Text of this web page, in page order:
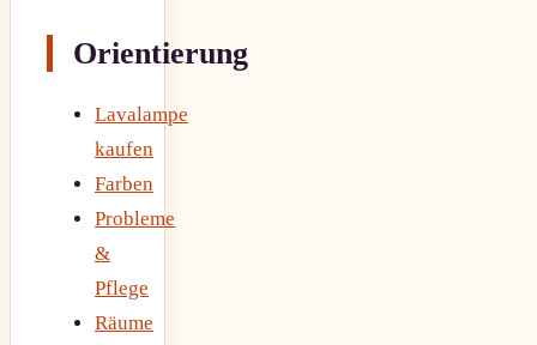
Orientierung
Lavalampe
kaufen
Farben
Probleme
&
Pflege
Räume